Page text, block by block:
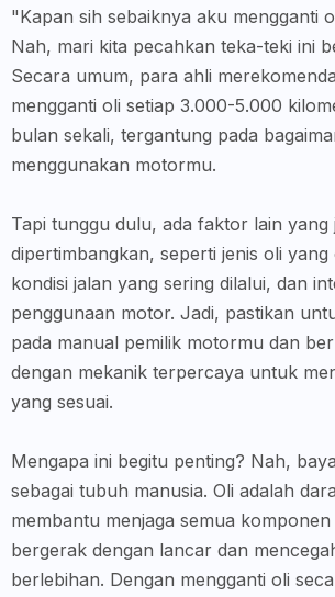
"Kapan sih sebaiknya aku mengganti
Nah, mari kita pecahkan teka-teki ini
Secara umum, para ahli
mengganti oli setiap 3.000-5.000
bulan sekali, tergantung pada
menggunakan motormu.
Tapi tunggu dulu, ada faktor lain yang
dipertimbangkan, seperti jenis oli yang
kondisi jalan yang sering dilalui, dan
penggunaan motor. Jadi, pastikan
pada manual pemilik motormu dan
dengan mekanik terpercaya untuk
yang sesuai.
Mengapa ini begitu penting? Nah,
sebagai tubuh manusia. Oli adalah
membantu menjaga semua
bergerak dengan lancar dan
berlebihan. Dengan mengganti oli